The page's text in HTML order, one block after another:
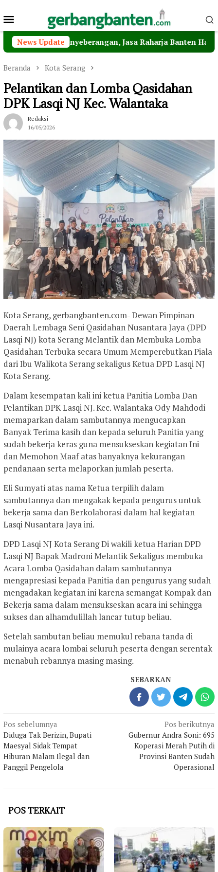
ke
Menu
Mobile
News Update
Penyeberangan, Jasa Raharja Banten Hadiri
Beranda Kota Serang
Pelantikan dan Lomba Qasidahan
DPK Lasqi NJ Kec. Walantaka
Redaksi
16/05/2026
Kota Serang, gerbangbanten.com- Dewan Pimpinan
Daerah Lembaga Seni Qasidahan Nusantara Jaya (DPD
Lasqi NJ) kota Serang Melantik dan Membuka Lomba
Qasidahan Terbuka secara Umum Memperebutkan Piala
dari Ibu Walikota Serang sekaligus Ketua DPD Lasqi NJ
Kota Serang.
Dalam kesempatan kali ini ketua Panitia Lomba Dan
Pelantikan DPK Lasqi NJ. Kec. Walantaka Ody Mahdodi
memaparkan dalam sambutannya mengucapkan
Banyak Terima kasih dan kepada seluruh Panitia yang
sudah bekerja keras guna mensukseskan kegiatan Ini
dan Memohon Maaf atas banyaknya kekurangan
pendanaan serta melaporkan jumlah peserta.
Eli Sumyati atas nama Ketua terpilih dalam
sambutannya dan mengakak kepada pengurus untuk
bekerja sama dan Berkolaborasi dalam hal kegiatan
Lasqi Nusantara Jaya ini.
DPD Lasqi NJ Kota Serang Di wakili ketua Harian DPD
Lasqi NJ Bapak Madroni Melantik Sekaligus membuka
Acara Lomba Qasidahan dalam sambutannya
mengapresiasi kepada Panitia dan pengurus yang sudah
mengadakan kegiatan ini karena semangat Kompak dan
Bekerja sama dalam mensukseskan acara ini sehingga
sukses dan alhamdulillah lancar tutup beliau.
Setelah sambutan beliau memukul rebana tanda di
mulainya acara lombai seluruh peserta dengan serentak
menabuh rebannya masing masing.
SEBARKAN
Navigasi
pos
Pos sebelumnya
Diduga Tak Berizin, Bupati
Maesyal Sidak Tempat
Hiburan Malam Ilegal dan
Panggil Pengelola
Pos berikutnya
Gubernur Andra Soni: 695
Koperasi Merah Putih di
Provinsi Banten Sudah
Operasional
POS TERKAIT